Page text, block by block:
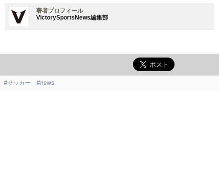
著者プロフィール
VictorySportsNews編集部
#サッカー #news